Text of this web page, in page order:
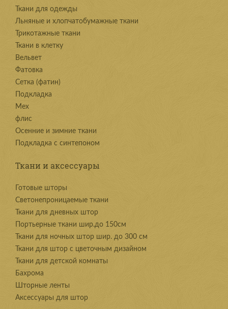
Ткани для одежды
Льняные и хлопчатобумажные ткани
Трикотажные ткани
Ткани в клетку
Вельвет
Фатовка
Сетка (фатин)
Подкладка
Мех
флис
Осенние и зимние ткани
Подкладка с синтепоном
Ткани и аксессуары
Готовые шторы
Светонепроницаемые ткани
Ткани для дневных штор
Портьерные ткани шир.до 150см
Ткани для ночных штор шир. до 300 см
Ткани для штор с цветочным дизайном
Ткани для детской комнаты
Бахрома
Шторные ленты
Аксессуары для штор